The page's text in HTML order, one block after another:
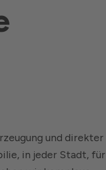
und direkter
in jeder Stadt, für